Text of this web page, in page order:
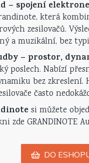
– spojení
která
zesilovačů.
a muzikální, bez
– prostor,
poslech. Nabízí
bez
často
si můžete
zde GRANDINOTE
DO